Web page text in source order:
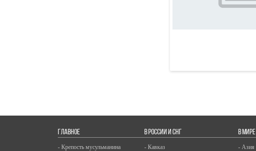
летия связей России
и Саудовской Аравии соберет
ГЛАВНОЕ
- Крепость мусульманина
В РОССИИ И СНГ
- Кавказ
В МИРЕ
- Азия